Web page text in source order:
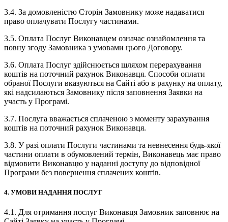
3.4. За домовленістю Сторін Замовнику може надаватися
право оплачувати Послугу частинами.
3.5. Оплата Послуг Виконавцем означає ознайомлення та
повну згоду Замовника з умовами цього Договору.
3.6. Оплата Послуг здійснюється шляхом перерахування
коштів на поточний рахунок Виконавця. Способи оплати
обраної Послуги вказуються на Сайті або в рахунку на оплату,
які надсилаються Замовнику після заповнення Заявки на
участь у Програмі.
3.7. Послуга вважається сплаченою з моменту зарахування
коштів на поточний рахунок Виконавця.
3.8. У разі оплати Послуги частинами та невнесення будь-якої
частини оплати в обумовлений термін, Виконавець має право
відмовити Виконавцю у наданні доступу до відповідної
Програми без повернення сплачених коштів.
4. УМОВИ НАДАННЯ ПОСЛУГ
4.1. Для отримання послуг Виконавця Замовник заповнює на